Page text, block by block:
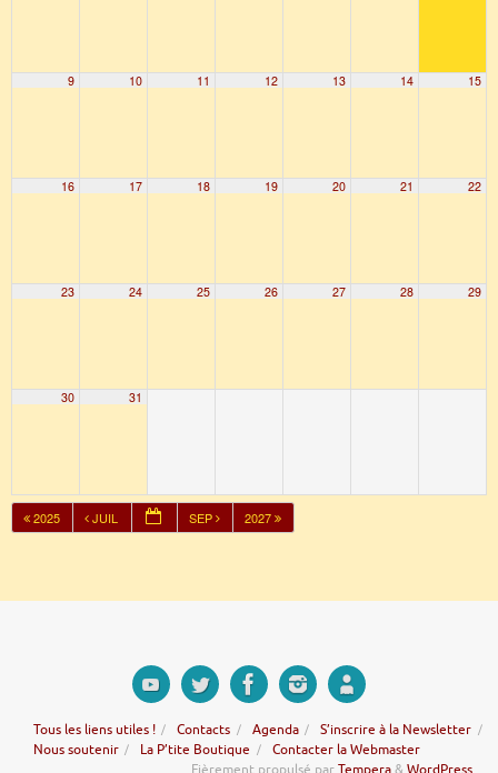
9 10 11 12 13 14 15
16 17 18 19 20 21 22
23 24 25 26 27 28 29
30 31
2025 JUIL SEP 2027
Tous les liens utiles ! Contacts Agenda
S’inscrire à la Newsletter
Nous soutenir
La P’tite Boutique
Contacter la Webmaster
Fièrement propulsé parTempera& WordPress.